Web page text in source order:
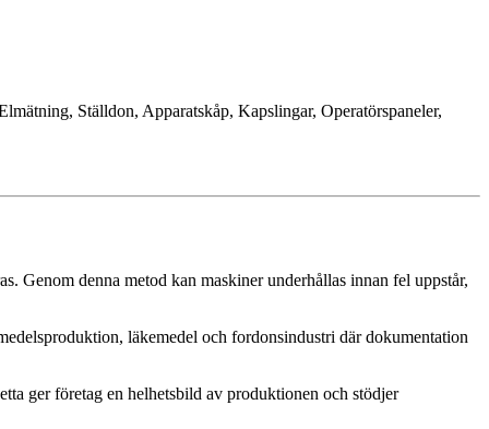
Ställdon, Apparatskåp, Kapslingar, Operatörspaneler,
Genom denna metod kan maskiner underhållas innan fel uppstår,
läkemedel och fordonsindustri där dokumentation
ger företag en helhetsbild av produktionen och stödjer